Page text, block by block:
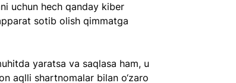
uchun hech qanday kiber
sotib olish qimmatga
yaratsa va saqlasa ham, u
aqlli shartnomalar bilan o‘zaro